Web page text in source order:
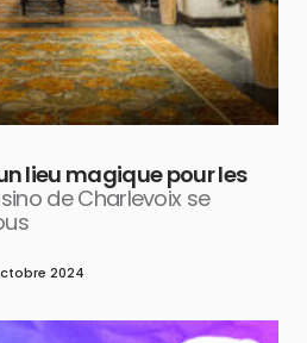
lieu magique pour les
de Charlevoix se
2024